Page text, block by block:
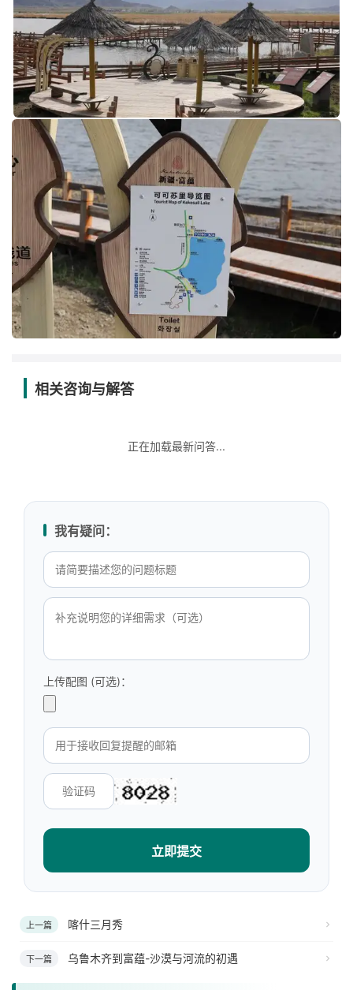
相关咨询与解答
正在加载最新问答...
我有疑问：
上传配图 (可选)：
立即提交
上一篇 喀什三月秀
下一篇 乌鲁木齐到富蕴-沙漠与河流的初遇